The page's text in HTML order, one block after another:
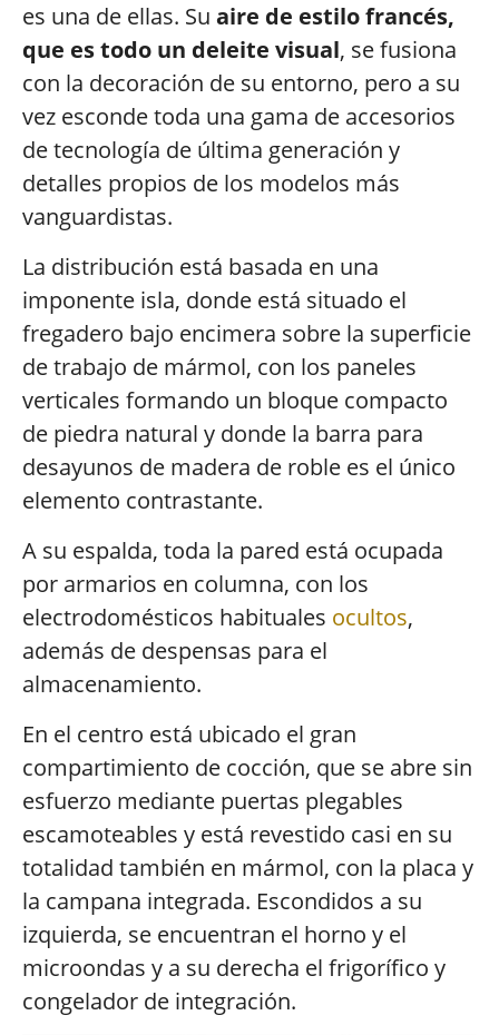
es una de ellas. Su aire de estilo francés,
que es todo un deleite visual, se fusiona
con la decoración de su entorno, pero a su
vez esconde toda una gama de accesorios
de tecnología de última generación y
detalles propios de los modelos más
vanguardistas.
La distribución está basada en una
imponente isla, donde está situado el
fregadero bajo encimera sobre la superficie
de trabajo de mármol, con los paneles
verticales formando un bloque compacto
de piedra natural y donde la barra para
desayunos de madera de roble es el único
elemento contrastante.
A su espalda, toda la pared está ocupada
por armarios en columna, con los
electrodomésticos habituales ocultos,
además de despensas para el
almacenamiento.
En el centro está ubicado el gran
compartimiento de cocción, que se abre sin
esfuerzo mediante puertas plegables
escamoteables y está revestido casi en su
totalidad también en mármol, con la placa y
la campana integrada. Escondidos a su
izquierda, se encuentran el horno y el
microondas y a su derecha el frigorífico y
congelador de integración.